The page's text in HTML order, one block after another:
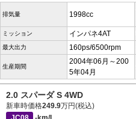
排気量 1998cc
ミッション インパネ4AT
最大出力 160ps/6500rpm
生産期間
2004年06月～200
5年04月
2.0 スパーダ S 4WD
新車時価格249.9万円(税込)